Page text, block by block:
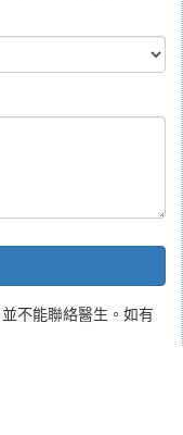
不能聯絡醫生。如有